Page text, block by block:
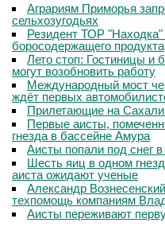
Аграриям Приморья
сельхозугодьях
Резидент ТОР "Находка"
боросодержащего продукта
Лето стоп: Гостиницы и
могут возобновить работу
Международный мост
ждёт первых
Прилетающие на
Первые аисты,
гнезда в бассейне Амура
Аисты попали под снег
Шесть яиц в одном
аиста ожидают ученые
Александр
техпомощь компаниям
Аисты переживают